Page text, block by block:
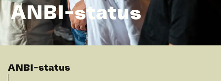
ANBI-status
ANBI-status